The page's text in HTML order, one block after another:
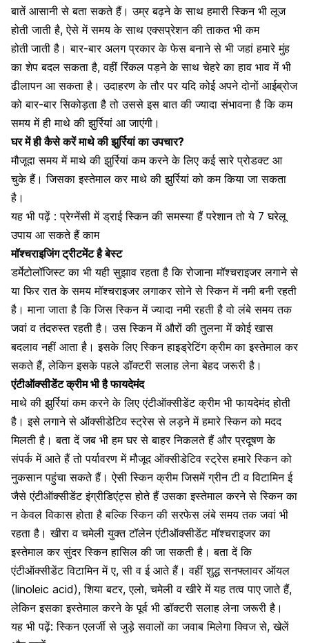
बातें आसानी से बता सकते हैं।उम्र बढ़ने के साथ हमारी स्किनभी लूज
होती जाती है, ऐसे में समय के साथ एक्सप्रेशन की ताकत भी कम
होती जाती है। बार-बार अलग प्रकार के फेस बनाने से भी जहां हमारे मुंह
का शेप बदल सकता है, वहीं रिंकल पड़ने के साथ चेहरे का हाव भाव में भी
ढीलापन आ सकता है। उदाहरण के तौर पर यदि कोई अपने दोनों आईब्रोज
को बार-बार सिकोड़ता है तो उससे इस बात की ज्यादा संभावना है कि कम
समय में ही माथे की झुर्रियां आ जाएंगी।
घर में ही कैसे करें माथे की झुर्रियां का उपचार?
मौजूदा समय में माथे की झुर्रियां कम करने के लिए कई सारेप्रोडक्ट आ
चुके हैं। जिसका इस्तेमाल कर माथे की झुर्रियां को कम किया जा सकता
है।
यह भी पढ़ें :प्रेग्नेंसी में ड्राई स्किन की समस्या हैं परेशान तो ये 7 घरेलू
उपाय आ सकते हैं काम
मॉश्चराइजिंग ट्रीटमेंट है बेस्ट
डर्मेटोलॉजिस्ट का भी यही सुझाव रहता है कि रोजानामॉश्चराइजरलगाने से
या फिर रात के समय मॉश्चराइजर लगाकर सोने से स्किन में नमी बनी रहती
है। माना जाता है कि जिस स्किन में ज्यादा नमी रहती है वो लंबे समय तक
जवां व तंदरुस्त रहती है। उस स्किन में औरों की तुलना में कोई खास
बदलाव नहीं आता है। इसके लिए स्किनहाइड्रेटिंग क्रीमका इस्तेमाल कर
सकते हैं, लेकिन इसके पहले डॉक्टरी सलाह लेना बेहद जरूरी है।
एंटीऑक्सीडेंट क्रीमभी है फायदेमंद
माथे की झुर्रियां कम करने के लिए एंटीऑक्सीडेंट क्रीम भी फायदेमंद होती
है। इसे लगाने से ऑक्सीडेटिवस्ट्रेस से लड़ने में हमारेस्किन को मदद
मिलती है। बता दें जब भी हम घर से बाहर निकलते हैं और प्रदूषण के
संपर्क में आते हैं तो पर्यावरण में मौजूद ऑक्सीडेटिव स्ट्रेस हमारे स्किन को
नुकसान पहुंचा सकते हैं। ऐसी स्किन क्रीम जिसमें ग्रीन टी व विटामिन ई
जैसे एंटीऑक्सीडेंट इंग्रीडिएंट्स होते हैं उसका इस्तेमाल करने से स्किन का
न केवल विकास होता है बल्कि स्किन की सरफेस लंबे समय तक जवां भी
रहता है। खीरा व चमेली युक्त टॉलेन एंटीऑक्सीडेंट मॉश्चराइजर का
इस्तेमाल कर सुंदर स्किन हासिल की जा सकती है। बता दें कि
एंटीऑक्सीडेंट विटामिन में ए, सी व ई आते हैं। वहीं शुद्ध सनफ्लावर ऑयल
(linoleic acid), शिया बटर, एलो, चमेली व खीरे में यह तत्व पाए जाते हैं,
लेकिन इसका इस्तेमाल करने के पूर्व भी डॉक्टरी सलाह लेना जरूरी है।
यह भी पढ़ें: स्किन एलर्जी से जुड़े सवालों का जवाब मिलेगा क्विज से, खेलें